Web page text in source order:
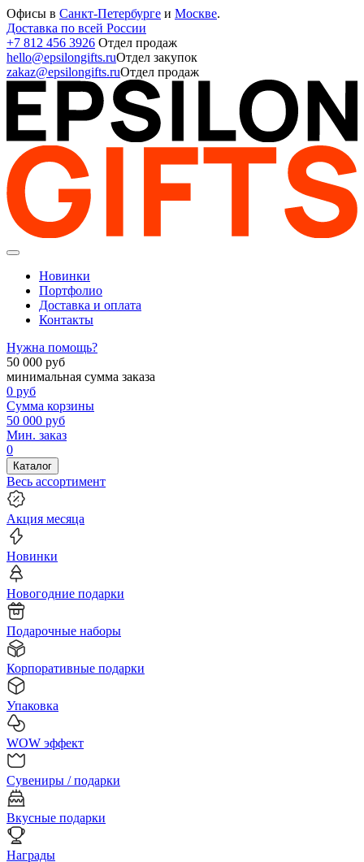
Офисы в Санкт-Петербурге и Москве.
Доставка по всей России
+7 812 456 3926 Отдел продаж
hello@epsilongifts.ruОтдел закупок
zakaz@epsilongifts.ruОтдел продаж
Новинки
Портфолио
Доставка и оплата
Контакты
Нужна помощь?
50 000 руб
минимальная сумма заказа
0 руб
Сумма корзины
50 000 руб
Мин. заказ
0
Каталог
Весь ассортимент
Акция месяца
Новинки
Новогодние подарки
Подарочные наборы
Корпоративные подарки
Упаковка
WOW эффект
Сувениры / подарки
Вкусные подарки
Награды